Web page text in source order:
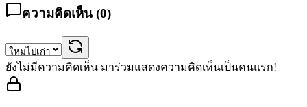
ความคิดเห็น (0)
ยังไม่มีความคิดเห็น มาร่วมแสดงความคิดเห็นเป็นคนแรก!